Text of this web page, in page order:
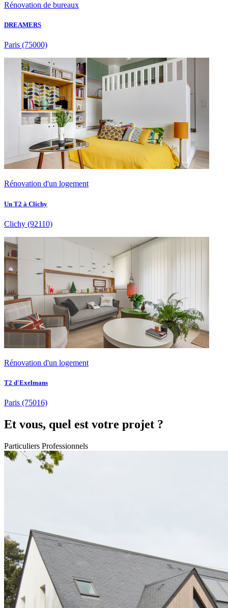
Rénovation de bureaux
DREAMERS
Paris (75000)
Rénovation d'un logement
Un T2 à Clichy
Clichy (92110)
Rénovation d'un logement
T2 d'Exelmans
Paris (75016)
Et vous, quel est votre projet ?
Particuliers Professionnels